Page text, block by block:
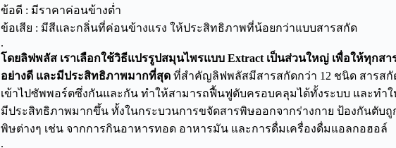
ข้อดี : มีราคาค่อนข้างต่ำ
ข้อเสีย : มีสีและกลิ่นที่ค่อนข้างแรง ให้ประสิทธิภาพที่น้อยกว่าแบบสารสกัด
.
โดยลิฟพลัส เราเลือกใช้วิธีแปรรูปสมุนไพรแบบ Extract เป็นส่วนใหญ่ เพื่อให้ทุกส
อย่างดี และมีประสิทธิภาพมากที่สุด ที่สำคัญลิฟพลัสมีสารสกัดกว่า 12 ชนิด สารสกั
เข้าไปซัพพอร์ตซึ่งกันและกัน ทำให้สามารถฟื้นฟูตับครอบคลุมได้ทั้งระบบ และทำใ
มีประสิทธิภาพมากขึ้น ทั้งในกระบวนการขจัดสารพิษออกจากร่างกาย ป้องกันตับถู
พิษต่างๆ เช่น จากการกินอาหารทอด อาหารมัน และการดื่มเครื่องดื่มแอลกอฮอล์
.